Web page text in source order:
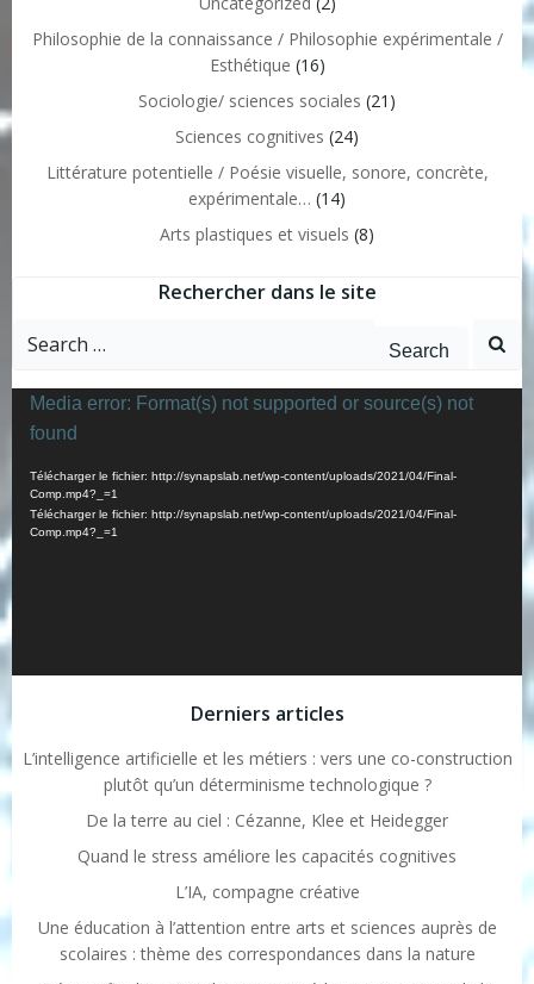
Philosophie de la connaissance / Philosophie expérimentale /
Esthétique (16)
Sociologie/ sciences sociales (21)
Sciences cognitives (24)
Littérature potentielle / Poésie visuelle, sonore, concrète,
expérimentale… (14)
Arts plastiques et visuels (8)
Rechercher dans le site
Search
Lecteur
Media error: Format(s) not supported or source(s) not
found
Télécharger le fichier: http://synapslab.net/wp-content/uploads/2021/04/Final-
Comp.mp4?_=1
Télécharger le fichier: http://synapslab.net/wp-content/uploads/2021/04/Final-
Comp.mp4?_=1
Derniers articles
L’intelligence artificielle et les métiers : vers une co-construction
plutôt qu’un déterminisme technologique ?
De la terre au ciel : Cézanne, Klee et Heidegger
Quand le stress améliore les capacités cognitives
L’IA, compagne créative
Une éducation à l’attention entre arts et sciences auprès de
scolaires : thème des correspondances dans la nature